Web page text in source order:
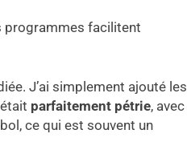
programmes facilitent
J’ai simplement ajouté les
parfaitement pétrie, avec
ce qui est souvent un